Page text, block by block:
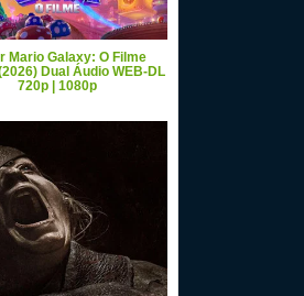
Mario Galaxy: O Filme
Dual Áudio WEB-DL
720p | 1080p